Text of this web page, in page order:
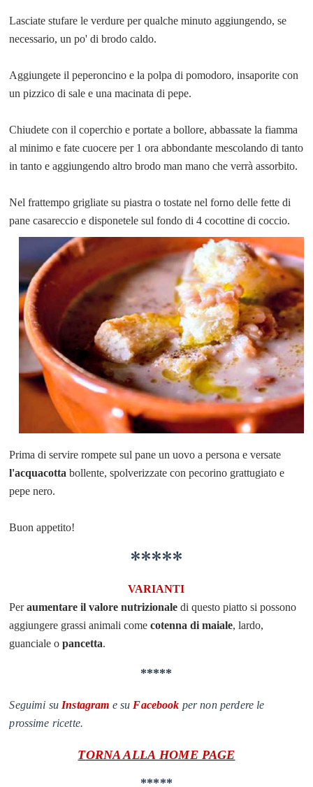
Lasciate stufare le verdure per qualche minuto aggiungendo, se
necessario, un po' di brodo caldo.
Aggiungete il peperoncino e la polpa di pomodoro, insaporite con
un pizzico di sale e una macinata di pepe.
Chiudete con il coperchio e portate a bollore, abbassate la fiamma
al minimo e fate cuocere per 1 ora abbondante mescolando di tanto
in tanto e aggiungendo altro brodo man mano che verrà assorbito.
Nel frattempo grigliate su piastra o tostate nel forno delle fette di
pane casareccio e disponetele sul fondo di 4 cocottine di coccio.
Prima di servire rompete sul pane un uovo a persona e versate
l'acquacotta bollente, spolverizzate con pecorino grattugiato e
pepe nero.
Buon appetito!
*****
VARIANTI
Peraumentare il valore nutrizionale di questo piatto si possono
aggiungere grassi animali comecotenna di maiale, lardo,
guanciale opancetta.
*****
Seguimi su Instagram e su Facebook per non perdere le
prossime ricette.
TORNA ALLA HOME PAGE
*****